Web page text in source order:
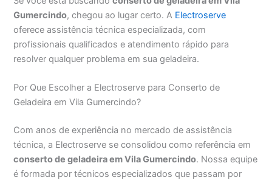
Gumercindo, chegou ao lugar certo. A Electroserve
oferece assistência técnica especializada, com
profissionais qualificados e atendimento rápido para
resolver qualquer problema em sua geladeira.
Por Que Escolher a Electroserve para Conserto de
Geladeira em Vila Gumercindo?
Com anos de experiência no mercado de assistência
técnica, a Electroserve se consolidou como referência em
conserto de geladeira em Vila Gumercindo. Nossa equipe
é formada por técnicos especializados que passam por